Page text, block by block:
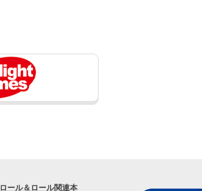
ロール＆ロール関連本